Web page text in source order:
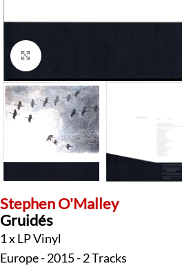
Klick zum Vergrößern
Stephen O'Malley
Gruidés
1 x LP Vinyl
Europe - 2015 - 2 Tracks